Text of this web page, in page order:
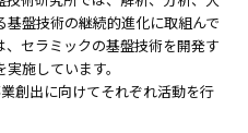
盤技術の継続的進化に取組んで
セラミックの基盤技術を開発す
施しています。
創出に向けてそれぞれ活動を行